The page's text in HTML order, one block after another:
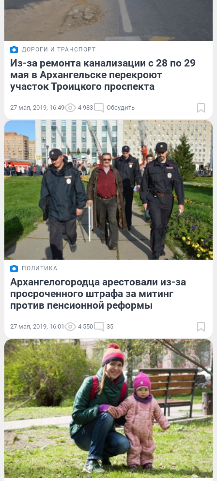
ДОРОГИ И ТРАНСПОРТ
Из-за ремонта канализации с 28 по 29
мая в Архангельске перекроют
участок Троицкого проспекта
27 мая, 2019, 16:49 4 983 Обсудить
ПОЛИТИКА
Архангелогородца арестовали из-за
просроченного штрафа за митинг
против пенсионной реформы
27 мая, 2019, 16:01 4 550 35